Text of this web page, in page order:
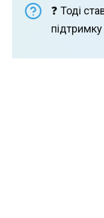
❓ Тоді